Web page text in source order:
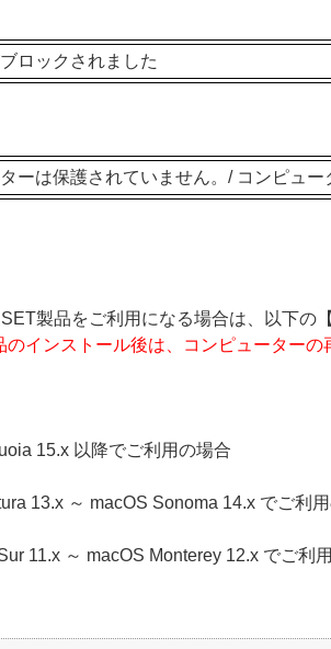
ロックされました
ーは保護されていません。/ コンピュー
製品をご利用になる場合は、以下の
インストール後は、コンピューターの
15.x 以降でご利用の場合
13.x ～ macOS Sonoma 14.x でご利
11.x ～ macOS Monterey 12.x でご利